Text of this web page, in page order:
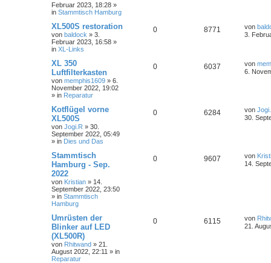
Februar 2023, 18:28 »
in Stammtisch Hamburg
XL500S restoration
von baldock » 3.
Februar 2023, 16:58 »
in XL-Links
0 8771 von
3.
XL 350
Luftfilterkasten
von memphis1609 » 6.
November 2022, 19:02
» in Reparatur
0 6037 von
6.
Kotflügel vorne
XL500S
von Jogi.R » 30.
September 2022, 05:49
» in Dies und Das
0 6284 von
30.
Stammtisch
Hamburg - Sep.
2022
von Kristian » 14.
September 2022, 23:50
» in Stammtisch
Hamburg
0 9607 von
14.
Umrüsten der
Blinker auf LED
(XL500R)
von Rhitwand » 21.
August 2022, 22:11 » in
Reparatur
0 6115 von
21.